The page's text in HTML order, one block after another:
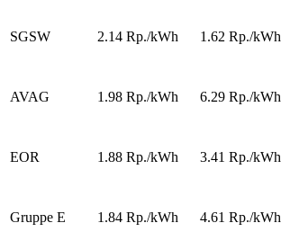
SGSW 2.14 Rp./kWh 1.62 Rp./kWh
AVAG 1.98 Rp./kWh 6.29 Rp./kWh
EOR 1.88 Rp./kWh 3.41 Rp./kWh
Gruppe E 1.84 Rp./kWh 4.61 Rp./kWh